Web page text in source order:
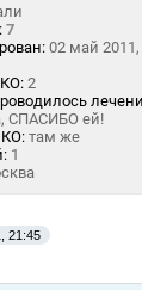
7
02 май 2011,
2
СПАСИБО ей!
там же
1
21:45